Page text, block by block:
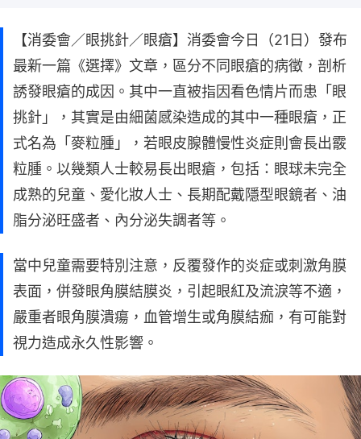
【消委會／眼挑針／眼瘡】消委會今日（21日）發布
最新一篇《選擇》文章，區分不同眼瘡的病徵，剖析
誘發眼瘡的成因。其中一直被指因看色情片而患「眼
挑針」，其實是由細菌感染造成的其中一種眼瘡，正
式名為「麥粒腫」，若眼皮腺體慢性炎症則會長出霰
粒腫。以幾類人士較易長出眼瘡，包括：眼球未完全
成熟的兒童、愛化妝人士、長期配戴隱型眼鏡者、油
脂分泌旺盛者、內分泌失調者等。
當中兒童需要特別注意，反覆發作的炎症或刺激角膜
表面，併發眼角膜結膜炎，引起眼紅及流淚等不適，
嚴重者眼角膜潰瘍，血管增生或角膜結痂，有可能對
視力造成永久性影響。